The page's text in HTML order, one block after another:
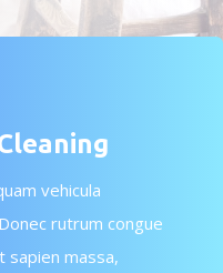
vehicula
rutrum congue
sapien massa,